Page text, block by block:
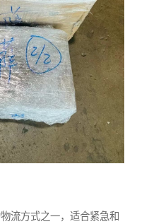
流方式之一，适合紧急和